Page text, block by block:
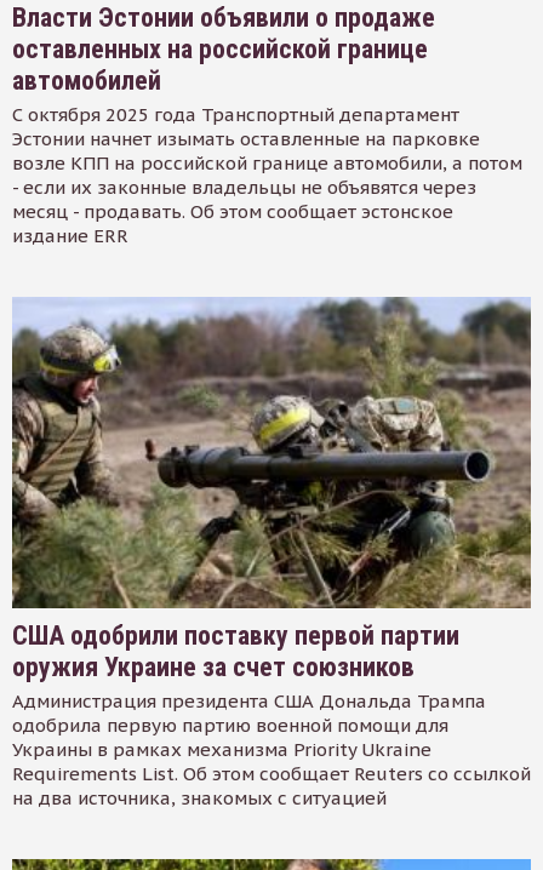
Власти Эстонии объявили о продаже
оставленных на российской границе
автомобилей
С октября 2025 года Транспортный департамент
Эстонии начнет изымать оставленные на парковке
возле КПП на российской границе автомобили, а потом
- если их законные владельцы не объявятся через
месяц - продавать. Об этом сообщает эстонское
издание ERR
США одобрили поставку первой партии
оружия Украине за счет союзников
Администрация президента США Дональда Трампа
одобрила первую партию военной помощи для
Украины в рамках механизма Priority Ukraine
Requirements List. Об этом сообщает Reuters со ссылкой
на два источника, знакомых с ситуацией